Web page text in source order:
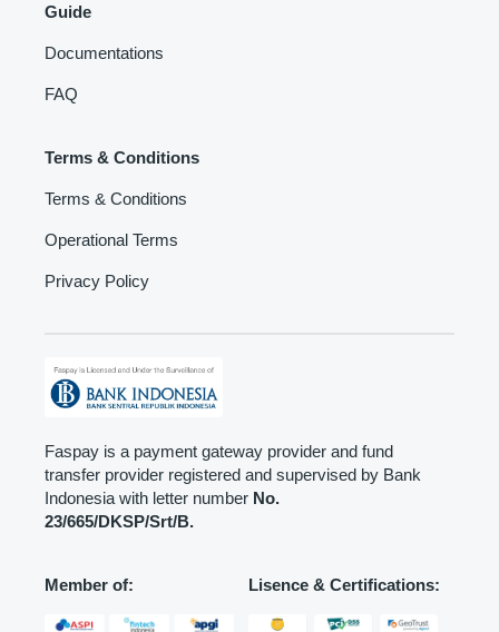
Guide
Documentations
FAQ
Terms & Conditions
Terms & Conditions
Operational Terms
Privacy Policy
Faspay is a payment gateway provider and fund
transfer provider registered and supervised by Bank
Indonesia with letter number No.
23/665/DKSP/Srt/B.
Member of: Lisence & Certifications: